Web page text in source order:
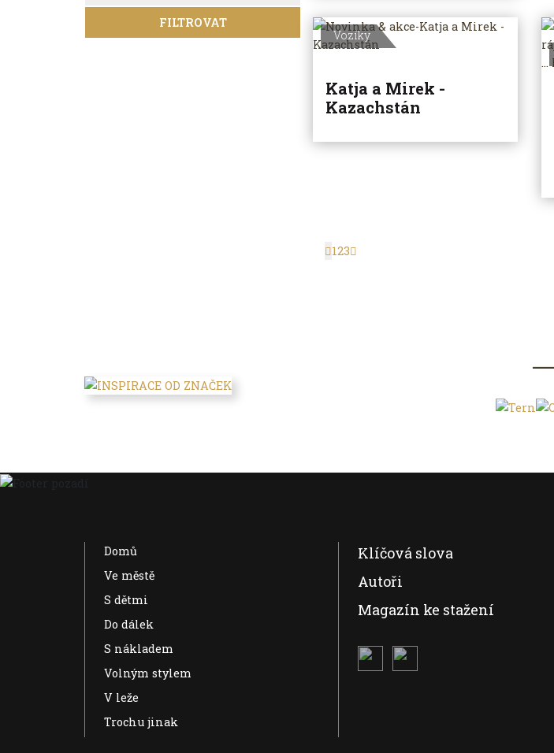
FILTROVAT
Vozíky
Katja a Mirek -
Kazachstán
123
Domů
Ve městě
S dětmi
Do dálek
S nákladem
Volným stylem
V leže
Trochu jinak
Klíčová slova
Autoři
Magazín ke stažení